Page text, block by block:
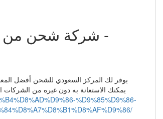
شركة شحن من
يوفر لك المركز السعودي للشحن أفضل
يمكنك الاستعانة به دون غيره من
%D9%85%D9%86-